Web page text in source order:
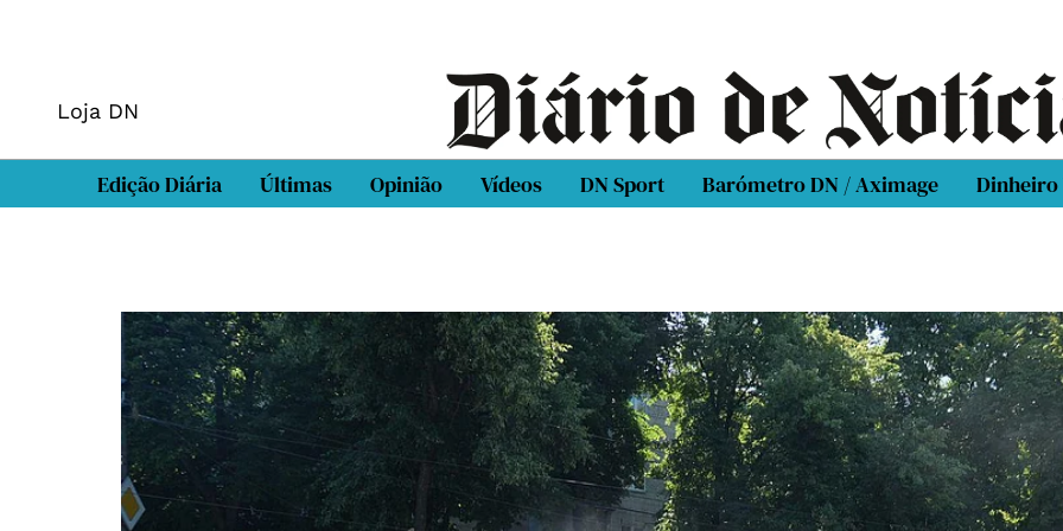
Loja DN
Edição Diária Últimas Opinião Vídeos DN Sport Barómetro DN / Aximage Dinheiro